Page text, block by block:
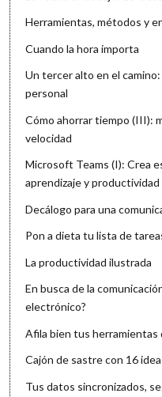
Herramientas, métodos y
Cuando la hora importa
Un tercer alto en el
personal
Cómo ahorrar tiempo (III):
velocidad
Microsoft Teams (I): Crea
aprendizaje y productividad
Decálogo para una
Pon a dieta tu lista de
La productividad ilustrada
En busca de la
electrónico?
Afila bien tus herramientas
Cajón de sastre con 16
Tus datos sincronizados,